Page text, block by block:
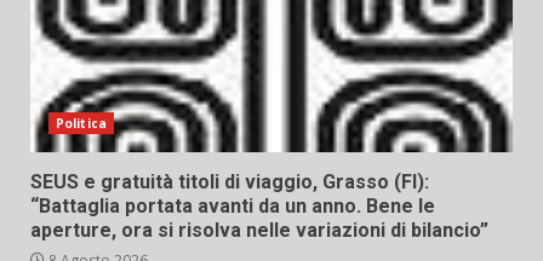
Politica
SEUS e gratuità titoli di viaggio, Grasso (FI):
“Battaglia portata avanti da un anno. Bene le
aperture, ora si risolva nelle variazioni di bilancio”